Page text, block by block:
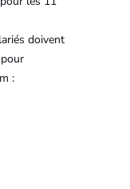
doivent
: